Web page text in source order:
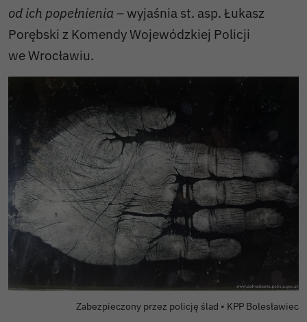
od ich popełnienia – wyjaśnia st. asp. Łukasz
Porębski z Komendy Wojewódzkiej Policji
we Wrocławiu.
Zabezpieczony przez policję ślad • Autor zdjęcia:
KPP Bolesławiec